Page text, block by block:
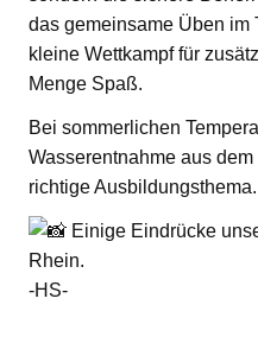
das gemeinsame Üben im
kleine Wettkampf für
Menge Spaß.
Bei sommerlichen
Wasserentnahme aus
richtige Ausbildungsthema.
Einige Eindrücke
Rhein.
-HS-